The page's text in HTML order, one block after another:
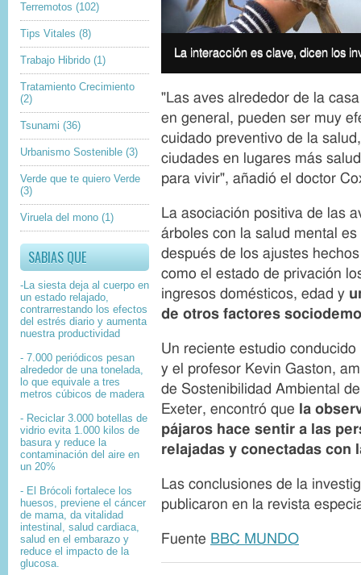
Terremotos (102)
Tips Vitales (8)
Trabajo Hibrido (1)
Tratamiento Crecimiento
(2)
Tsunami (36)
Urbanismo Sostenible (3)
Verde que te quiero Verde
(3)
Viruela del mono (1)
SABIAS QUE
-La siesta deja al cuerpo en
un estado relajado,
contrarrestando los efectos
del estrés diario y aumenta
nuestra productividad
- 7.000 periódicos pesan
alrededor de una tonelada,
lo que equivale a tres
metros cúbicos de madera
- Reciclar 3.000 botellas de
vidrio evita 1.000 kilos de
basura y reduce la
contaminación del aire en
un 20%
- El Brócoli fortalece los
huesos, previene el cáncer
de mama, da vitalidad
intestinal, salud cardiaca,
salud en el embarazo y
reduce el impacto de la
glucosa.
r
h
o
s
e
u
t
o
d
e
l
m
a
g
e
n
I
g
e
c
p
t
o
n
La interacción es clave, dicen los
"Las aves alrededor de la
en general, pueden ser muy
cuidado preventivo de la
ciudades en lugares más
para vivir", añadió el doctor
La asociación positiva de las
árboles con la salud mental
después de los ajustes
como el estado de privación
ingresos domésticos, edad y
de otros factores socio
Un reciente estudio
y el profesor Kevin Gaston,
de Sostenibilidad Ambiental
Exeter, encontró que la
pájaros hace sentir a las
relajadas y conectadas con
Las conclusiones de la
publicaron en la revista
Fuente BBC MUNDO